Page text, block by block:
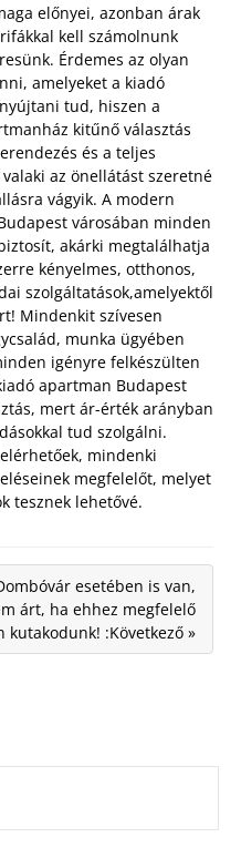
előnyei, azonban árak
kell számolnunk
Érdemes az olyan
amelyeket a kiadó
tud, hiszen a
kitűnő választás
és a teljes
az önellátást szeretné
vágyik. A modern
városában minden
akárki megtalálhatja
kényelmes, otthonos,
szolgáltatások,amelyektől
Mindenkit szívesen
munka ügyében
igényre felkészülten
apartman Budapest
mert ár-érték arányban
tud szolgálni.
mindenki
megfelelőt, melyet
tesznek lehetővé.
esetében is van,
árt, ha ehhez megfelelő
kutakodunk! :Következő »